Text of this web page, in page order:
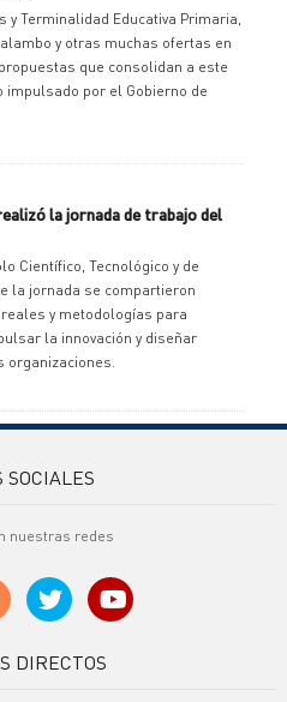
y Terminalidad Educativa Primaria,
y otras muchas ofertas en
que consolidan a este
impulsado por el Gobierno de
la jornada de trabajo del
Científico, Tecnológico y de
la jornada se compartieron
y metodologías para
la innovación y diseñar
organizaciones.
SOCIALES
nuestras redes
DIRECTOS